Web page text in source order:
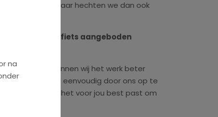
noodzaak. Daar hechten we dan ook
gratis vervangfiets aangeboden
lang kwijt, en kunnen wij het werk beter
maken kan heel eenvoudig door ons op te
op welke dagen het voor jou best past om
na